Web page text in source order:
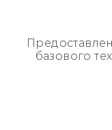
базового